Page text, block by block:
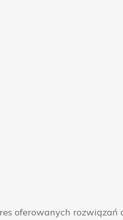
oferowanych